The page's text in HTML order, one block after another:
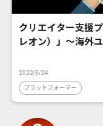
クリエイター支援
レオン）」〜海外
2022/5/24
プラットフォーマー